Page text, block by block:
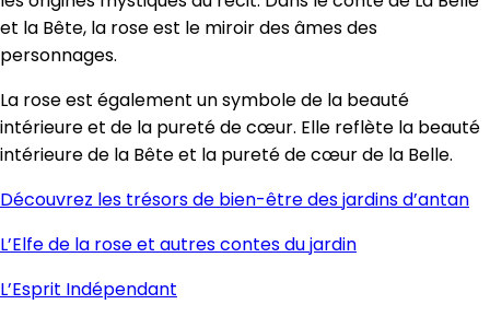
et la Bête, la rose est le miroir des âmes des
personnages.
La rose est également un symbole de la beauté
intérieure et de la pureté de cœur. Elle reflète la beauté
intérieure de la Bête et la pureté de cœur de la Belle.
Découvrez les trésors de bien-être des jardins d’antan
L’Elfe de la rose et autres contes du jardin
L’Esprit Indépendant